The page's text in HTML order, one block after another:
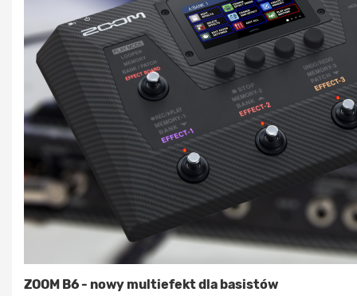
ZOOM B6 - nowy multiefekt dla basistów